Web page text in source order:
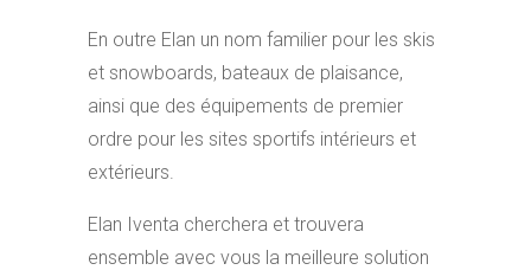
En outre Elan un nom familier pour les skis
et snowboards, bateaux de plaisance,
ainsi que des équipements de premier
ordre pour les sites sportifs intérieurs et
extérieurs.
Elan Iventa cherchera et trouvera
ensemble avec vous la meilleure solution